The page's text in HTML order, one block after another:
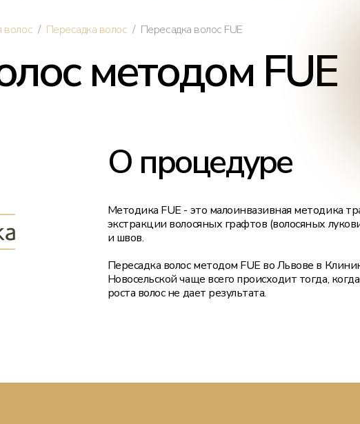
волос / Пересадка волос / Пересадка волос FUE
методом FUE
О процедуре
Методика FUE - это малоинвазивная методика
экстракции волосяных графтов (волосяных
и швов.
Пересадка волос методом FUE во Львове в
Новосельской чаще всего происходит тогда,
роста волос не дает результата.